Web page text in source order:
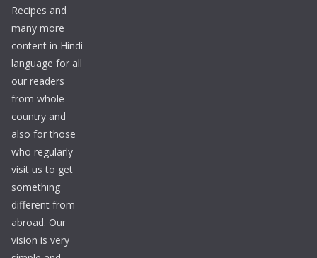
Recipes and
many more
content in Hindi
language for all
our readers
from whole
country and
also for those
who regularly
visit us to get
something
different from
abroad. Our
vision is very